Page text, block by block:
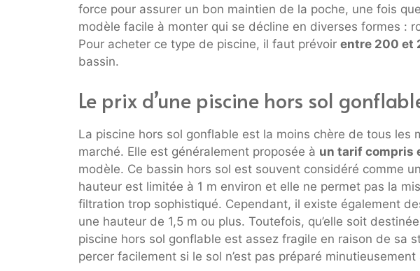
force pour assurer un bon maintien de la poche, une fois
modèle facile à monter qui se décline en diverses formes :
Pour acheter ce type de piscine, il faut prévoir entre 200 et
bassin.
Le prix d’une piscine hors sol
La piscine hors sol gonflable est la moins chère de tous les
marché. Elle est généralement proposée à un tarif compris
modèle. Ce bassin hors sol est souvent considéré comme
hauteur est limitée à 1 m environ et elle ne permet pas la
filtration trop sophistiqué. Cependant, il existe également
une hauteur de 1,5 m ou plus. Toutefois, qu’elle soit
piscine hors sol gonflable est assez fragile en raison de sa
percer facilement si le sol n’est pas préparé minutieusement